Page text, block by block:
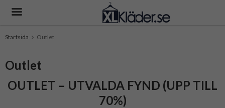
Startsida Outlet
Outlet
OUTLET – UTVALDA FYND (UPP TILL
70%)